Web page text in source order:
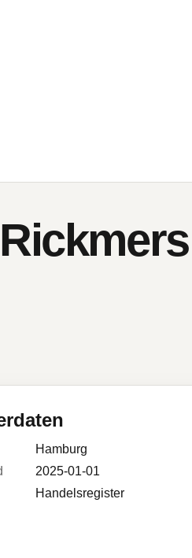
Hamburg
2025-01-01
Handelsregister